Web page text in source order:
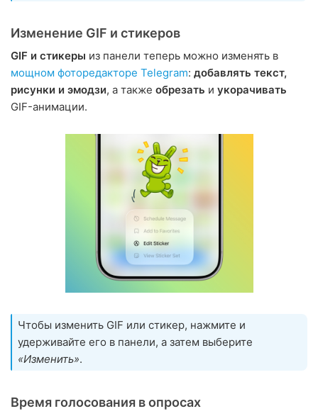
Изменение GIF и стикеров
GIF и стикеры из панели теперь можно изменять в
мощном фоторедакторе Telegram: добавлять текст,
рисунки и эмодзи, а также обрезать и укорачивать
GIF-анимации.
Чтобы изменить GIF или стикер, нажмите и
удерживайте его в панели, а затем выберите
«Изменить».
Время голосования в опросах